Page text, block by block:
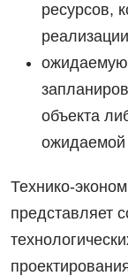
ресурсов,
ожидаемую
объекта
Технико-
представляет